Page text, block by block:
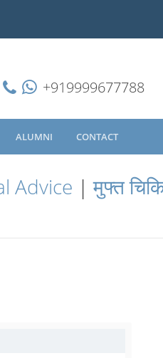
+919999677788
ALUMNI CONTACT
Advice |मुफ्त